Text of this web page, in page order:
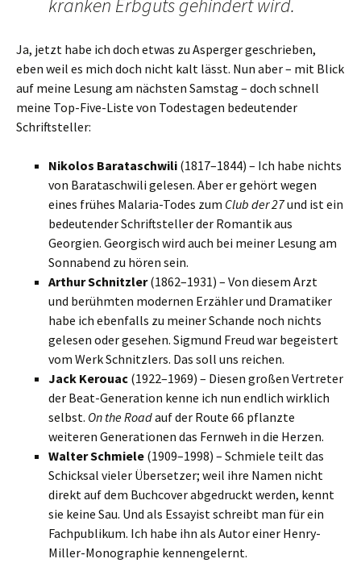
kranken Erbguts gehindert wird.
Ja, jetzt habe ich doch etwas zu Asperger geschrieben,
eben weil es mich doch nicht kalt lässt. Nun aber – mit Blick
auf meine Lesung am nächsten Samstag – doch schnell
meine Top-Five-Liste von Todestagen bedeutender
Schriftsteller:
Nikolos Barataschwili (1817–1844) – Ich habe nichts
von Barataschwili gelesen. Aber er gehört wegen
eines frühes Malaria-Todes zum Club der 27und ist ein
bedeutender Schriftsteller der Romantik aus
Georgien. Georgisch wird auch bei meiner Lesung am
Sonnabend zu hören sein.
Arthur Schnitzler(1862–1931) – Von diesem Arzt
und berühmten modernen Erzähler und Dramatiker
habe ich ebenfalls zu meiner Schande noch nichts
gelesen oder gesehen. Sigmund Freud war begeistert
vom Werk Schnitzlers. Das soll uns reichen.
Jack Kerouac (1922–1969) – Diesen großen Vertreter
der Beat-Generation kenne ich nun endlich wirklich
selbst. On the Roadauf der Route 66 pflanzte
weiteren Generationen das Fernweh in die Herzen.
Walter Schmiele (1909–1998) – Schmiele teilt das
Schicksal vieler Übersetzer; weil ihre Namen nicht
direkt auf dem Buchcover abgedruckt werden, kennt
sie keine Sau. Und als Essayist schreibt man für ein
Fachpublikum. Ich habe ihn als Autor einer Henry-
Miller-Monographie kennengelernt.